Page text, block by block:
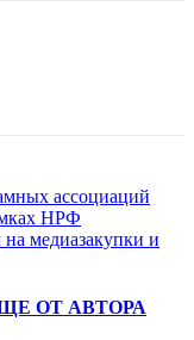
ассоциаций
НРФ
медиазакупки и
ОТ АВТОРА